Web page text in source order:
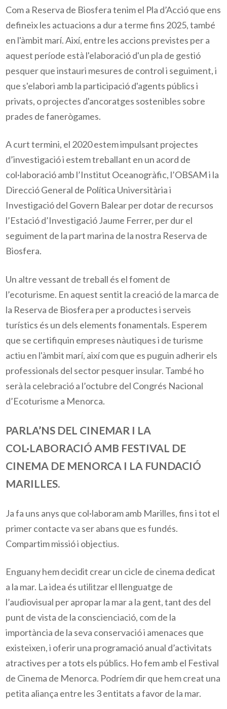
Com a Reserva de Biosfera tenim el Pla d’Acció que ens
defineix les actuacions a dur a terme fins 2025, també
en l'àmbit marí. Així, entre les accions previstes per a
aquest període està l'elaboració d'un pla de gestió
pesquer que instauri mesures de control i seguiment, i
que s'elabori amb la participació d'agents públics i
privats, o projectes d'ancoratges sostenibles sobre
prades de fanerògames.
A curt termini, el 2020 estem impulsant projectes
d’investigació i estem treballant en un acord de
col·laboració amb l’Institut Oceanogràfic, l’OBSAM i la
Direcció General de Política Universitària i
Investigació del Govern Balear per dotar de recursos
l’Estació d’Investigació Jaume Ferrer, per dur el
seguiment de la part marina de la nostra Reserva de
Biosfera.
Un altre vessant de treball és el foment de
l’ecoturisme. En aquest sentit la creació de la marca de
la Reserva de Biosfera per a productes i serveis
turístics és un dels elements fonamentals. Esperem
que se certifiquin empreses nàutiques i de turisme
actiu en l'àmbit marí, així com que es puguin adherir els
professionals del sector pesquer insular. També ho
serà la celebració a l’octubre del Congrés Nacional
d’Ecoturisme a Menorca.
PARLA’NS DEL CINEMAR I LA
COL·LABORACIÓ AMB FESTIVAL DE
CINEMA DE MENORCA I LA FUNDACIÓ
MARILLES.
Ja fa uns anys que col·laboram amb Marilles, fins i tot el
primer contacte va ser abans que es fundés.
Compartim missió i objectius.
Enguany hem decidit crear un cicle de cinema dedicat
a la mar. La idea és utilitzar el llenguatge de
l’audiovisual per apropar la mar a la gent, tant des del
punt de vista de la conscienciació, com de la
importància de la seva conservació i amenaces que
existeixen, i oferir una programació anual d’activitats
atractives per a tots els públics. Ho fem amb el Festival
de Cinema de Menorca. Podríem dir que hem creat una
petita aliança entre les 3 entitats a favor de la mar.